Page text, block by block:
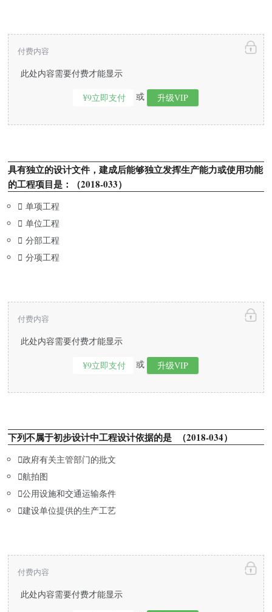
此处内容需要付费才能显示
¥9立即支付 或 升级VIP
付费内容
具有独立的设计文件，建成后能够独立发挥生产能力或使用功能
的工程项目是：（2018-033）
 单项工程
 单位工程
 分部工程
 分项工程
此处内容需要付费才能显示
¥9立即支付 或 升级VIP
付费内容
下列不属于初步设计中工程设计依据的是 （2018-034）
政府有关主管部门的批文
航拍图
公用设施和交通运输条件
建设单位提供的生产工艺
此处内容需要付费才能显示
付费内容